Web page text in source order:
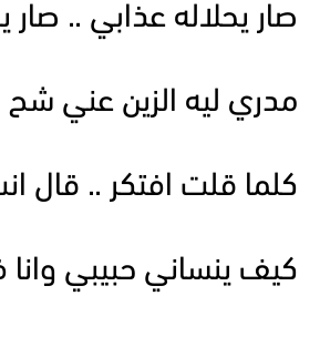
صار يحلاله عذابي .. صار
مدري ليه الزين عني شح
كلما قلت افتكر .. قال
كيف ينساني حبيبي وانا